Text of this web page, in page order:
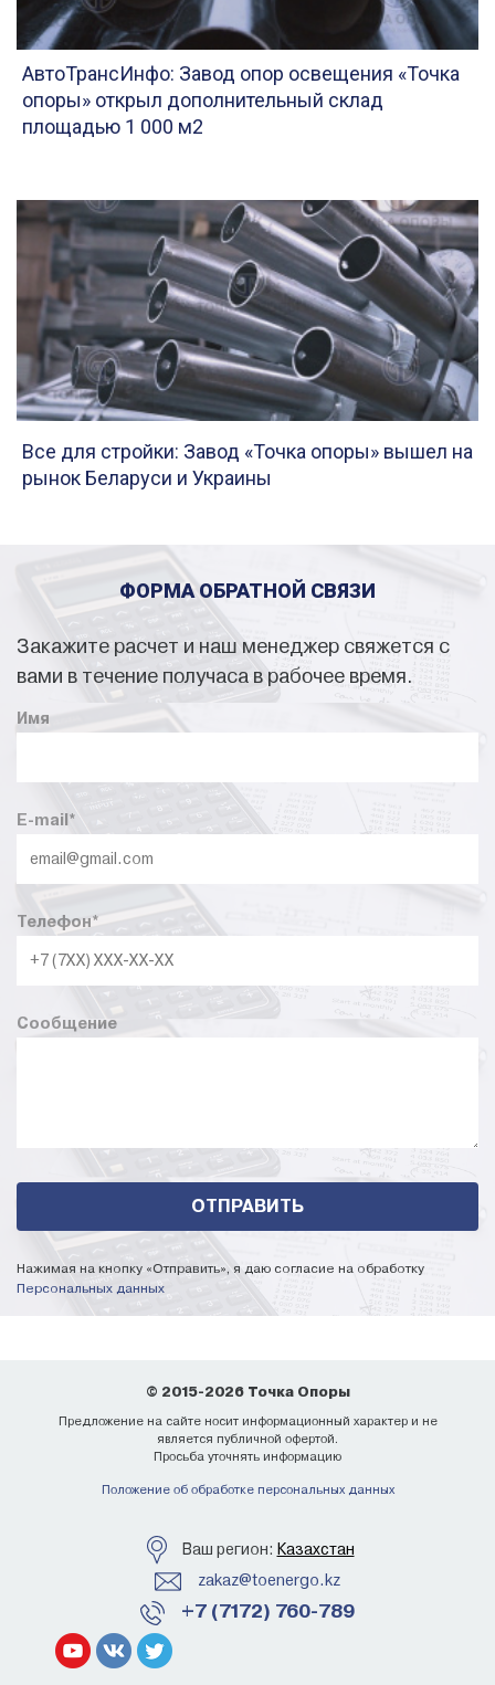
АвтоТрансИнфо: Завод опор освещения «Точка
опоры» открыл дополнительный склад
площадью 1 000 м2
Все для стройки: Завод «Точка опоры» вышел на
рынок Беларуси и Украины
ФОРМА ОБРАТНОЙ СВЯЗИ
Закажите расчет и наш менеджер свяжется с
вами в течение получаса в рабочее время.
Имя
E-mail *
Телефон*
Сообщение
Нажимая на кнопку «Отправить», я даю согласие на обработку
Персональных данных
© 2015-2026 Точка Опоры
Предложение на сайте носит информационный характер и не
является публичной офертой.
Просьба уточнять информацию
Положение об обработке персональных данных
Ваш регион: Казахстан
zakaz@toenergo.kz
+7 (7172) 760-789